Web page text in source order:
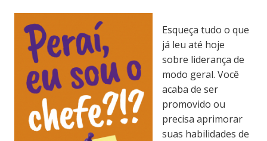
Esqueça tudo o que
já leu até hoje
sobre liderança de
modo geral. Você
acaba de ser
promovido ou
precisa aprimorar
suas habilidades de